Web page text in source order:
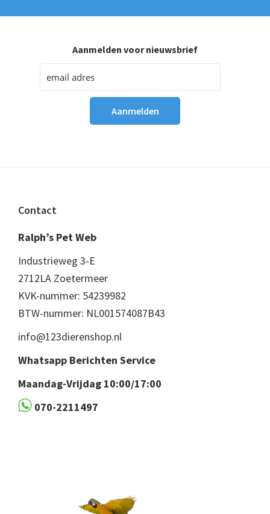
Aanmelden voor nieuwsbrief
Footer
Contact
Ralph’s Pet Web
Industrieweg 3-E
2712LA Zoetermeer
KVK-nummer: 54239982
BTW-nummer: NL001574087B43
info@123dierenshop.nl
Whatsapp Berichten Service
Maandag-Vrijdag 10:00/17:00
070-2211497